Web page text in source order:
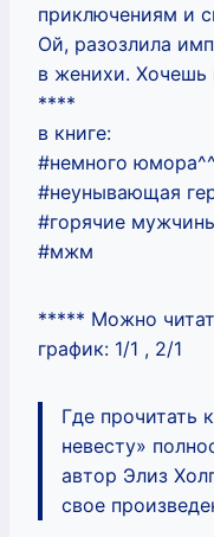
приключениям и
Ой, разозлила
в женихи. Хочешь
****
в книге:
#немного юмора^^
#неунывающая
#горячие
#мжм
***** Можно
график: 1/1 , 2/1
Где прочитать
невесту»
автор Элиз
свое